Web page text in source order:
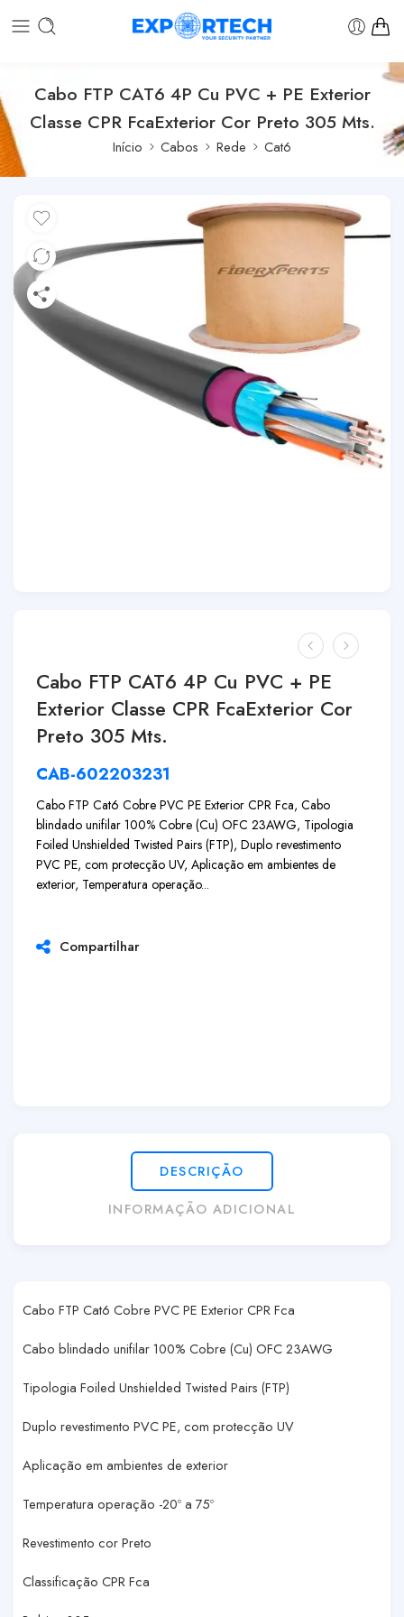
Cabo FTP CAT6 4P Cu PVC + PE Exterior
Classe CPR FcaExterior Cor Preto 305 Mts.
Início Cabos Rede Cat6
Cabo FTP CAT6 4P Cu PVC + PE
Exterior Classe CPR FcaExterior Cor
Preto 305 Mts.
CAB-602203231
Cabo FTP Cat6 Cobre PVC PE Exterior CPR Fca, Cabo
blindado unifilar 100% Cobre (Cu) OFC 23AWG, Tipologia
Foiled Unshielded Twisted Pairs (FTP), Duplo revestimento
PVC PE, com protecção UV, Aplicação em ambientes de
exterior, Temperatura operação...
Compartilhar
DESCRIÇÃO
INFORMAÇÃO ADICIONAL
Cabo FTP Cat6 Cobre PVC PE Exterior CPR Fca
Cabo blindado unifilar 100% Cobre (Cu) OFC 23AWG
Tipologia Foiled Unshielded Twisted Pairs (FTP)
Duplo revestimento PVC PE, com protecção UV
Aplicação em ambientes de exterior
Temperatura operação -20º a 75º
Revestimento cor Preto
Classificação CPR Fca